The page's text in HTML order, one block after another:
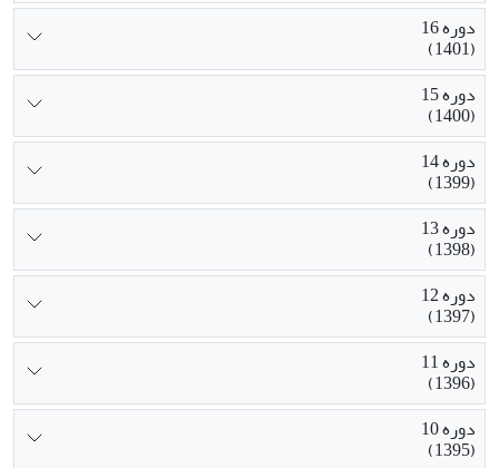
دوره 16
(1401)
دوره 15
(1400)
دوره 14
(1399)
دوره 13
(1398)
دوره 12
(1397)
دوره 11
(1396)
دوره 10
(1395)